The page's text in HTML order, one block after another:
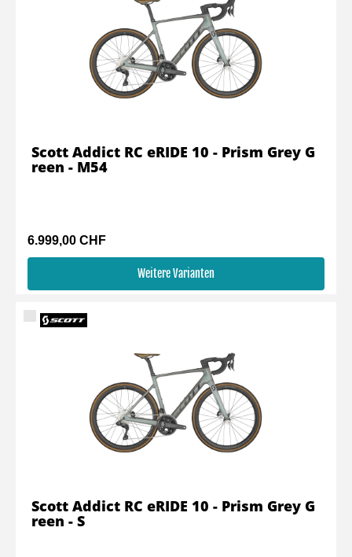
6.999,00 CHF
Weitere Varianten
Scott Addict RC eRIDE 10 - Prism Grey G
reen - M54
Scott Addict RC eRIDE 10 - Prism Grey G
reen - S